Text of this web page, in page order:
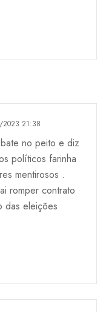
21:38
no peito e diz
políticos farinha
mentirosos .
romper contrato
das eleições